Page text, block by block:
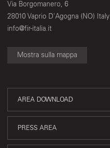
Via Borgomanero, 6
28010 Vaprio D'Agogna (NO) Italy
info@fir-italia.it
Mostra sulla mappa
AREA DOWNLOAD
PRESS AREA